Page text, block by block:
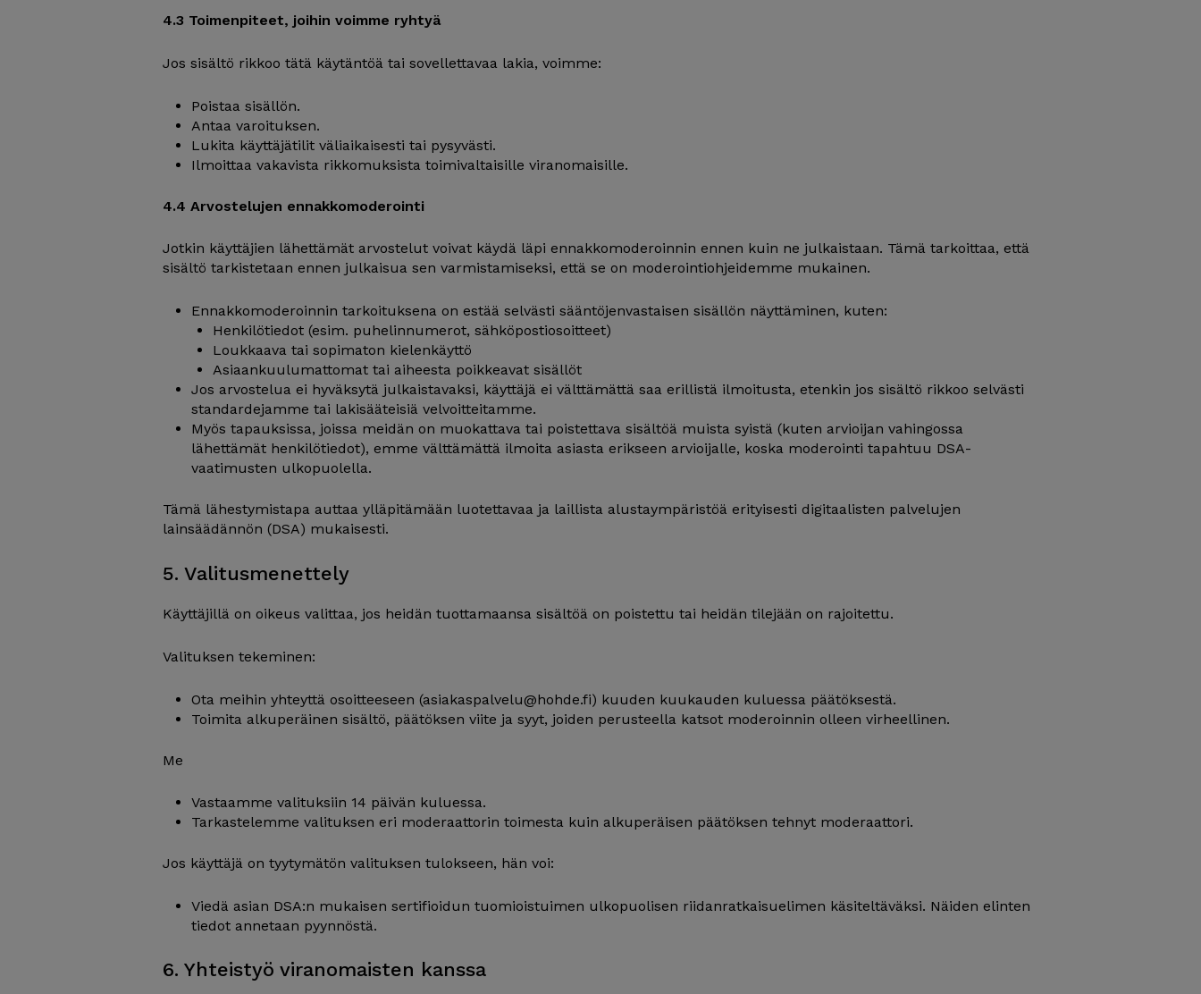
4.3 Toimenpiteet, joihin voimme ryhtyä
Jos sisältö rikkoo tätä käytäntöä tai sovellettavaa lakia, voimme:
Poistaa sisällön.
Antaa varoituksen.
Lukita käyttäjätilit väliaikaisesti tai pysyvästi.
Ilmoittaa vakavista rikkomuksista toimivaltaisille viranomaisille.
4.4 Arvostelujen ennakkomoderointi
Jotkin käyttäjien lähettämät arvostelut voivat käydä läpi ennakkomoderoinnin ennen kuin ne julkaistaan. Tämä tarkoittaa, että
sisältö tarkistetaan ennen julkaisua sen varmistamiseksi, että se on moderointiohjeidemme mukainen.
Ennakkomoderoinnin tarkoituksena on estää selvästi sääntöjenvastaisen sisällön näyttäminen, kuten:
Henkilötiedot (esim. puhelinnumerot, sähköpostiosoitteet)
Loukkaava tai sopimaton kielenkäyttö
Asiaankuulumattomat tai aiheesta poikkeavat sisällöt
Jos arvostelua ei hyväksytä julkaistavaksi, käyttäjä ei välttämättä saa erillistä ilmoitusta, etenkin jos sisältö rikkoo selvästi
standardejamme tai lakisääteisiä velvoitteitamme.
Myös tapauksissa, joissa meidän on muokattava tai poistettava sisältöä muista syistä (kuten arvioijan vahingossa
lähettämät henkilötiedot), emme välttämättä ilmoita asiasta erikseen arvioijalle, koska moderointi tapahtuu DSA-
vaatimusten ulkopuolella.
Tämä lähestymistapa auttaa ylläpitämään luotettavaa ja laillista alustaympäristöä erityisesti digitaalisten palvelujen
lainsäädännön (DSA) mukaisesti.
5. Valitusmenettely
Käyttäjillä on oikeus valittaa, jos heidän tuottamaansa sisältöä on poistettu tai heidän tilejään on rajoitettu.
Valituksen tekeminen:
Ota meihin yhteyttä osoitteeseen (asiakaspalvelu@hohde.fi) kuuden kuukauden kuluessa päätöksestä.
Toimita alkuperäinen sisältö, päätöksen viite ja syyt, joiden perusteella katsot moderoinnin olleen virheellinen.
Me
Vastaamme valituksiin 14 päivän kuluessa.
Tarkastelemme valituksen eri moderaattorin toimesta kuin alkuperäisen päätöksen tehnyt moderaattori.
Jos käyttäjä on tyytymätön valituksen tulokseen, hän voi:
Viedä asian DSA:n mukaisen sertifioidun tuomioistuimen ulkopuolisen riidanratkaisuelimen käsiteltäväksi. Näiden elinten
tiedot annetaan pyynnöstä.
6. Yhteistyö viranomaisten kanssa